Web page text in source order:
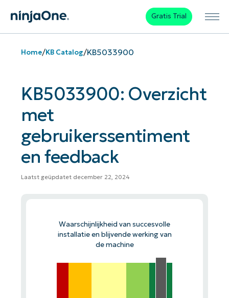
Gratis Trial
Home/KB Catalog/KB5033900
KB5033900: Overzicht
met
gebruikerssentiment
en feedback
Laatst geüpdatet december 22, 2024
Waarschijnlijkheid van succesvolle
installatie en blijvende werking van
de machine